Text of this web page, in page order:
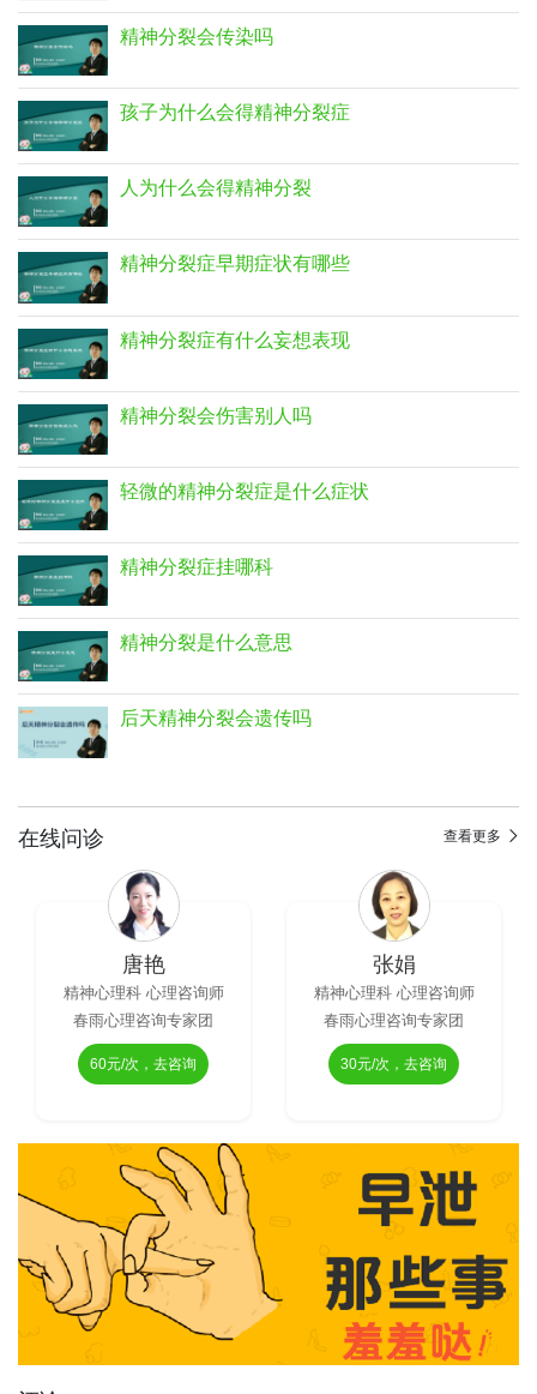
精神分裂会传染吗
孩子为什么会得精神分裂症
人为什么会得精神分裂
精神分裂症早期症状有哪些
精神分裂症有什么妄想表现
精神分裂会伤害别人吗
轻微的精神分裂症是什么症状
精神分裂症挂哪科
精神分裂是什么意思
后天精神分裂会遗传吗
在线问诊 查看更多
唐艳
精神心理科 心理咨询师
春雨心理咨询专家团
60元/次，去咨询
张娟
精神心理科 心理咨询师
春雨心理咨询专家团
30元/次，去咨询